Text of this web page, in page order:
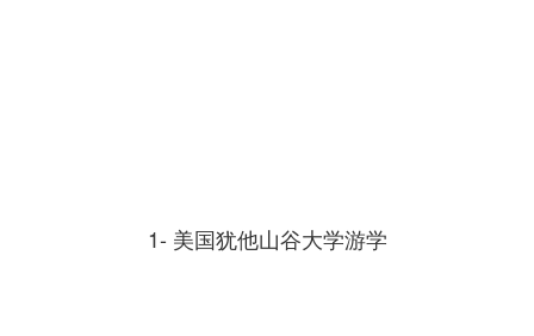
1- 美国犹他山谷大学游学